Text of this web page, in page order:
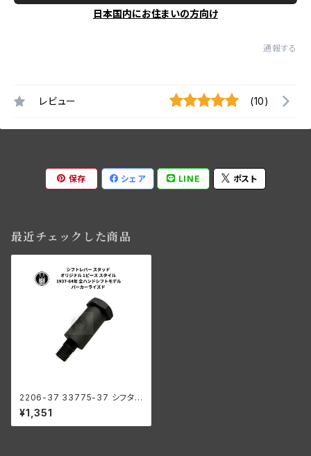
日本国内にお住まいの方向け
通報する
レビュー (10)
保存 シェア LINE ポスト
最近チェックした商品
2206-37 33775-37 シフタ
ーレバー スタッド オリジナル1ピ
ーススタイル パーカー ハーレー
1937-64年 全ハンドシフトモデ
¥1,351